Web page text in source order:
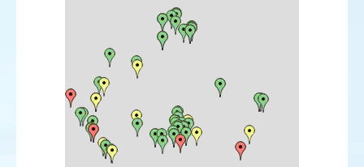
Vautour moine
Circaète Jean-le-Blanc
Busard des roseaux
Aigle impérial
Balbuzard pêcheur
Faucon sacre
Râle d'eau
Marouette ponctuée
Huîtrier pie